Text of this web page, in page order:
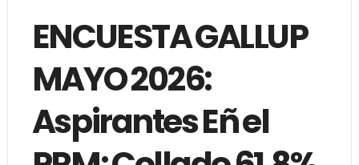
ENCUESTA GALLUP
MAYO 2026:
Aspirantes Eñ el